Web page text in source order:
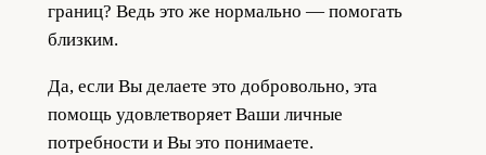
границ? Ведь это же нормально — помогать
близким.
Да, если Вы делаете это добровольно, эта
помощь удовлетворяет Ваши личные
потребности и Вы это понимаете.